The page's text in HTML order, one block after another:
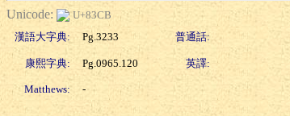
Unicode:
U+83CB
漢語大字典:
Pg.3233 普通話:
康熙字典: Pg.0965.120 英譯:
Matthews: -